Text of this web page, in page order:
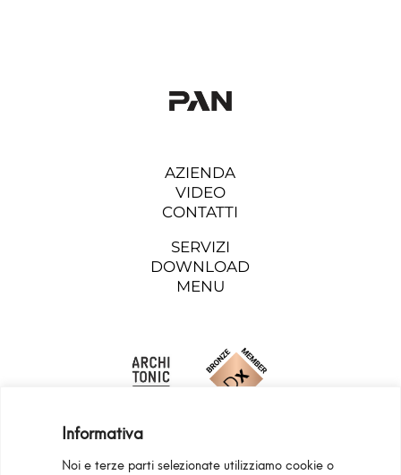
Informativa
Noi e terze parti selezionate utilizziamo cookie o
AZIENDA
VIDEO
CONTATTI
SERVIZI
DOWNLOAD
MENU